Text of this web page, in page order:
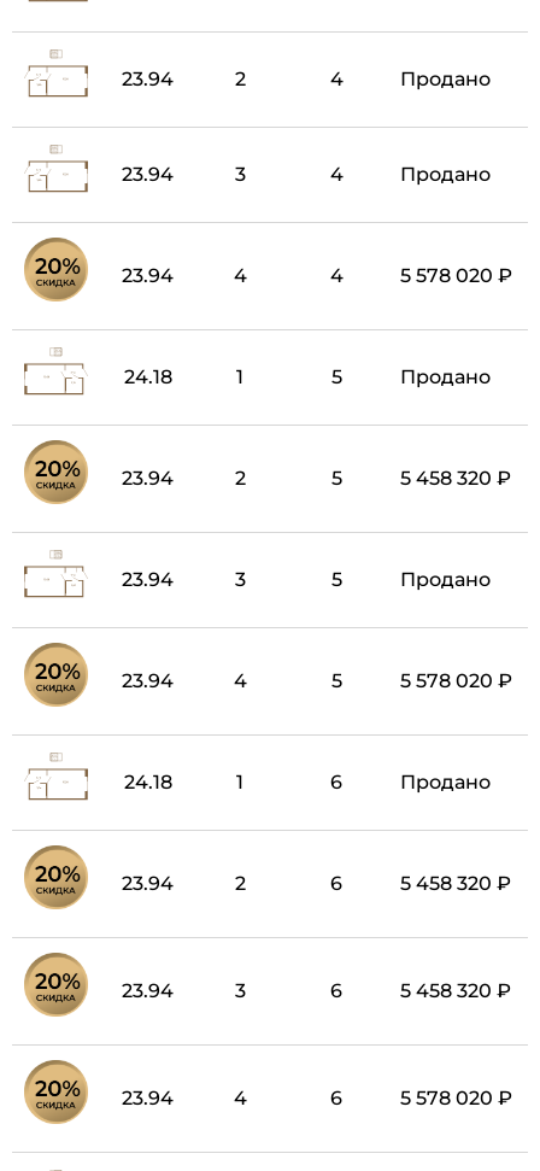
23.94 2 4 Продано
23.94 3 4 Продано
23.94 4 4 5 578 020 ₽
24.18 1 5 Продано
23.94 2 5 5 458 320 ₽
23.94 3 5 Продано
23.94 4 5 5 578 020 ₽
24.18 1 6 Продано
23.94 2 6 5 458 320 ₽
23.94 3 6 5 458 320 ₽
23.94 4 6 5 578 020 ₽